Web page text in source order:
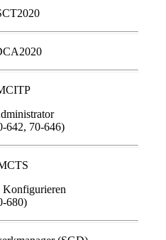
642, 70-646)
680)